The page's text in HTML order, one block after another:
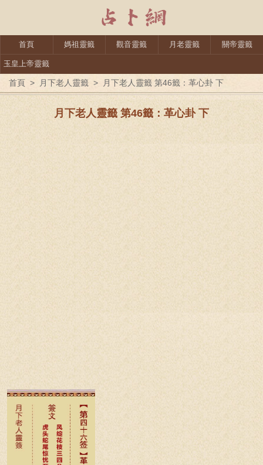
首頁 媽祖靈籤 觀音靈籤 月老靈籤 關帝靈籤
玉皇上帝靈籤
首頁 > 月下老人靈籤 > 月下老人靈籤 第46籤：革心卦 下
月下老人靈籤 第46籤：革心卦 下